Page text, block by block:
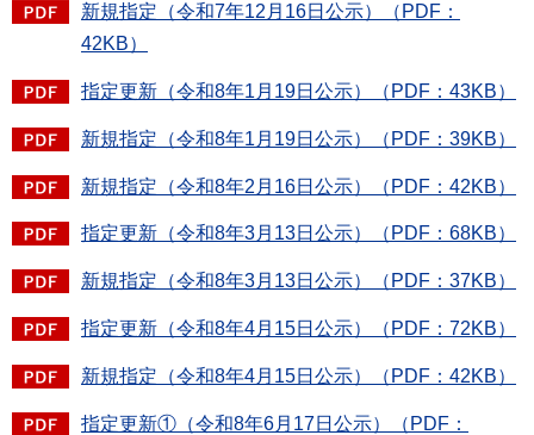
新規指定（令和7年12月16日公示）（PDF：
42KB）
指定更新（令和8年1月19日公示）（PDF：43KB）
新規指定（令和8年1月19日公示）（PDF：39KB）
新規指定（令和8年2月16日公示）（PDF：42KB）
指定更新（令和8年3月13日公示）（PDF：68KB）
新規指定（令和8年3月13日公示）（PDF：37KB）
指定更新（令和8年4月15日公示）（PDF：72KB）
新規指定（令和8年4月15日公示）（PDF：42KB）
指定更新①（令和8年6月17日公示）（PDF：